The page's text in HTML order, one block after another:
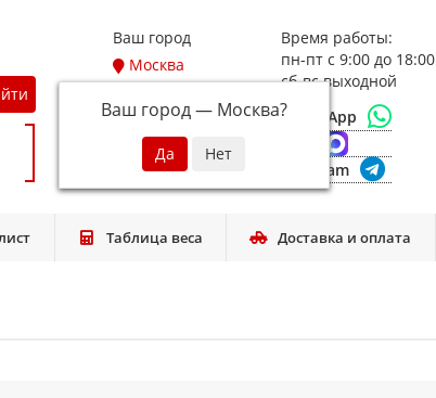
Ваш город
Москва
Ваш город — Москва?
Время работы:
пн-пт с 9:00 до 18:00
сб-вс выходной
WhatsApp
Telegram
Таблица веса Доставка и оплата